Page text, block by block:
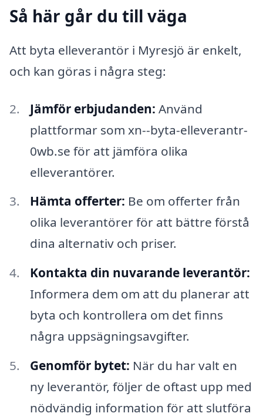
Så här går du till väga
Att byta elleverantör i Myresjö är enkelt,
och kan göras i några steg:
Jämför erbjudanden: Använd
plattformar som xn--byta-elleverantr-
0wb.se för att jämföra olika
elleverantörer.
Hämta offerter: Be om offerter från
olika leverantörer för att bättre förstå
dina alternativ och priser.
Kontakta din nuvarande leverantör:
Informera dem om att du planerar att
byta och kontrollera om det finns
några uppsägningsavgifter.
Genomför bytet: När du har valt en
ny leverantör, följer de oftast upp med
nödvändig information för att slutföra